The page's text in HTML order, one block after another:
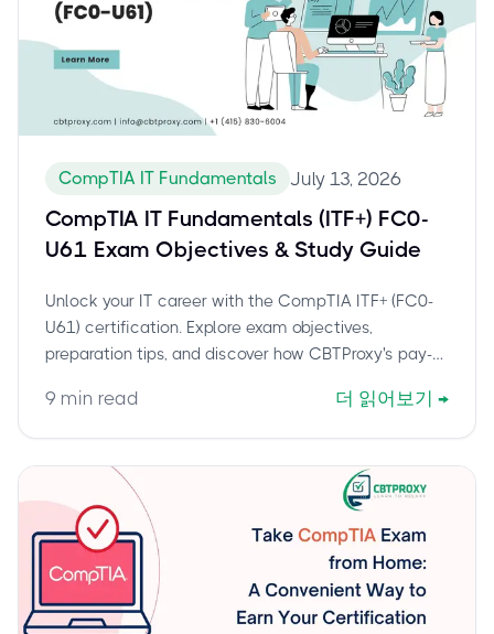
CompTIA IT Fundamentals July 13, 2026
CompTIA IT Fundamentals (ITF+) FC0-
U61 Exam Objectives & Study Guide
Unlock your IT career with the CompTIA ITF+ (FC0-
U61) certification. Explore exam objectives,
preparation tips, and discover how CBTProxy's pay-
9 min read 더 읽어보기 →